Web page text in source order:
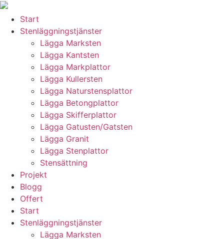
Skip
content
Start
Stenläggningstjänster
Lägga Marksten
Lägga Kantsten
Lägga Markplattor
Lägga Kullersten
Lägga Naturstensplattor
Lägga Betongplattor
Lägga Skifferplattor
Lägga Gatusten/Gatsten
Lägga Granit
Lägga Stenplattor
Stensättning
Projekt
Blogg
Offert
Start
Stenläggningstjänster
Lägga Marksten